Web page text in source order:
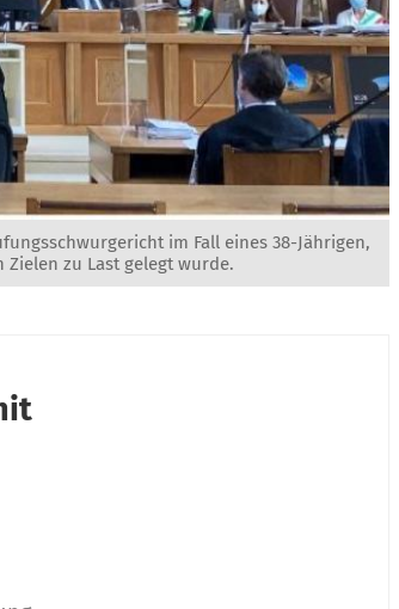
im Fall eines 38-Jährigen,
zu Last gelegt wurde.